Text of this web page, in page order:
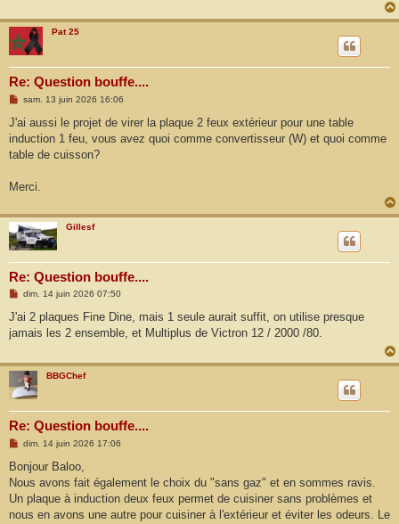
Pat 25
Re: Question bouffe....
M
s
a
g
sam. 13 juin 2026 16:06
J'ai aussi le projet de virer la plaque 2 feux extérieur pour une table
induction 1 feu, vous avez quoi comme convertisseur (W) et quoi comme
table de cuisson?
Merci.
Gillesf
Re: Question bouffe....
M
s
a
dim. 14 juin 2026 07:50
J'ai 2 plaques Fine Dine, mais 1 seule aurait suffit, on utilise presque
jamais les 2 ensemble, et Multiplus de Victron 12 / 2000 /80.
BBGChef
Re: Question bouffe....
M
s
a
g
dim. 14 juin 2026 17:06
Bonjour Baloo,
Nous avons fait également le choix du "sans gaz" et en sommes ravis.
Un plaque à induction deux feux permet de cuisiner sans problèmes et
nous en avons une autre pour cuisiner à l'extérieur et éviter les odeurs. Le